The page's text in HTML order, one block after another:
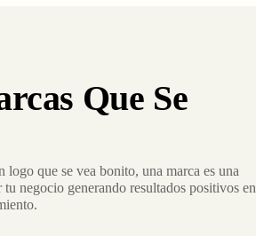
Que Se
logo que se vea bonito, una marca es una
negocio generando resultados positivos en